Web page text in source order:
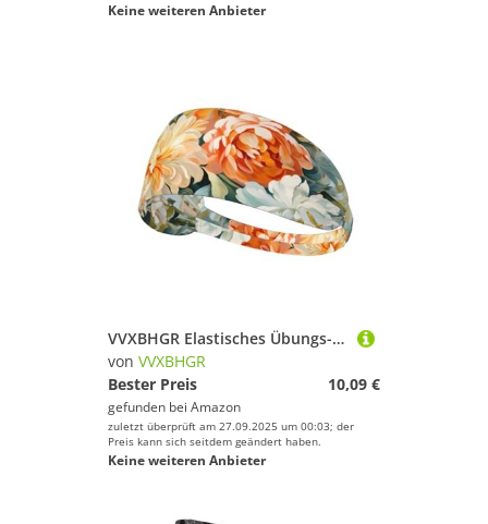
Keine weiteren Anbieter
VVXBHGR Elastisches Übungs-Stirnband mit lebendigen Blumendrucken, Sport-Kopfband für Damen und Herren, weich, schnell trocknend
von VVXBHGR
Bester Preis
10,09 €
gefunden bei Amazon
zuletzt überprüft am 27.09.2025 um 00:03; der
Preis kann sich seitdem geändert haben.
Keine weiteren Anbieter